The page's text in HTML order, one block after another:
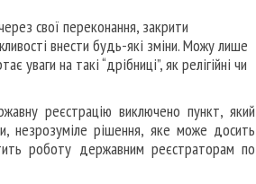
свої переконання, закрити
внести будь-які зміни. Можу лише
на такі “дрібниці”, як релігійні чи
реєстрацію виключено пункт, який
незрозуміле рішення, яке може досить
роботу державним реєстраторам по